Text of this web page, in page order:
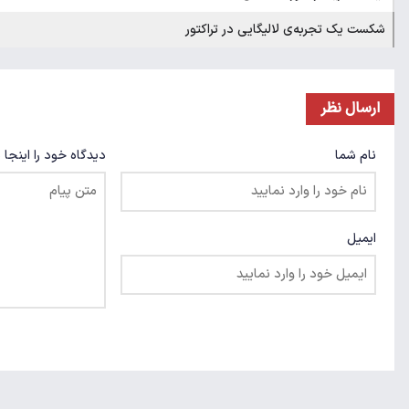
شکست یک تجربه‌ی لالیگایی در تراکتور
ارسال نظر
نام شما
ایمیل
دیدگاه خود را